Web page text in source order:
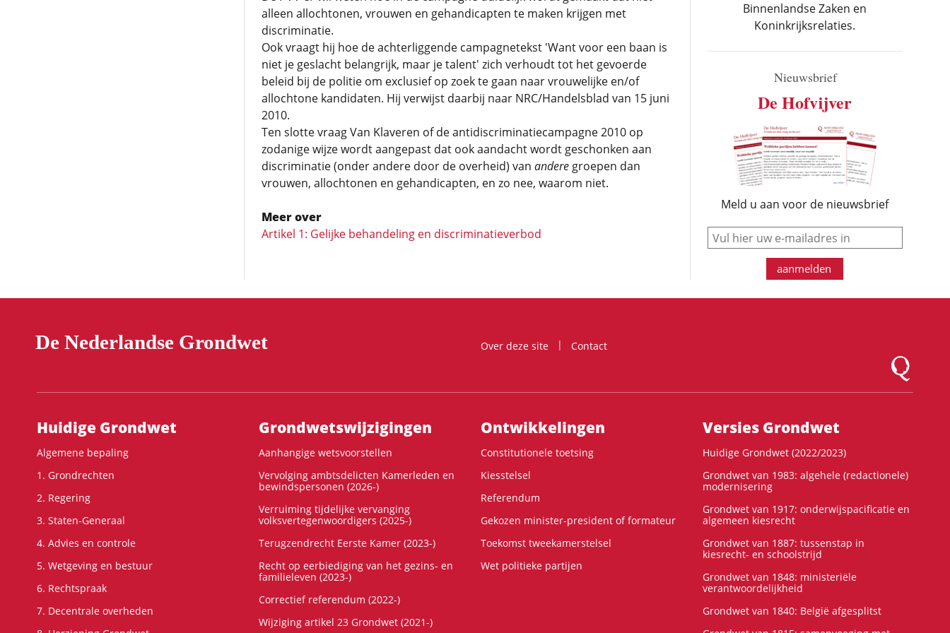
alleen allochtonen, vrouwen en gehandicapten te maken krijgen met
discriminatie.
Ook vraagt hij hoe de achterliggende campagnetekst 'Want voor een baan is
niet je geslacht belangrijk, maar je talent' zich verhoudt tot het gevoerde
beleid bij de politie om exclusief op zoek te gaan naar vrouwelijke en/of
allochtone kandidaten. Hij verwijst daarbij naar NRC/Handelsblad van 15 juni
2010.
Ten slotte vraag Van Klaveren of de antidiscriminatiecampagne 2010 op
zodanige wijze wordt aangepast dat ook aandacht wordt geschonken aan
discriminatie (onder andere door de overheid) van anderegroepen dan
vrouwen, allochtonen en gehandicapten, en zo nee, waarom niet.
Meer over
Artikel 1: Gelijke behandeling en discriminatieverbod
Binnenlandse Zaken en
Koninkrijksrelaties.
Nieuwsbrief
De Hofvijver
Meld u aan voor de nieuwsbrief
e-mail
aanmelden
De Nederlandse Grondwet Over deze site
Contact
Logo
Hoofdnavigatie
Huidige Grondwet
Algemene bepaling
1. Grondrechten
2. Regering
3. Staten-Generaal
4. Advies en controle
5. Wetgeving en bestuur
6. Rechtspraak
7. Decentrale overheden
Grondwets­wijzigingen
Aanhangige wetsvoorstellen
Vervolging ambtsdelicten Kamerleden en
bewindspersonen (2026-)
Verruiming tijdelijke vervanging
volksvertegenwoordigers (2025-)
Terugzendrecht Eerste Kamer (2023-)
Recht op eerbiediging van het gezins- en
familieleven (2023-)
Correctief referendum (2022-)
Wijziging artikel 23 Grondwet (2021-)
Ontwikke­lingen
Constitutionele toetsing
Kiesstelsel
Referendum
Gekozen minister-president of formateur
Toekomst tweekamerstelsel
Wet politieke partijen
Versies Grondwet
Huidige Grondwet (2022/2023)
Grondwet van 1983: algehele (redactionele)
modernisering
Grondwet van 1917: onderwijspacificatie en
algemeen kiesrecht
Grondwet van 1887: tussenstap in
kiesrecht- en schoolstrijd
Grondwet van 1848: ministeriële
verantwoordelijkheid
Grondwet van 1840: België afgesplitst